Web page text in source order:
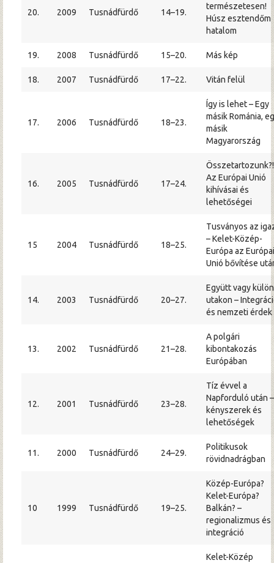
20. 2009 Tusnádfürdő 14–19.
természetesen!
Húsz esztendőm
hatalom
19. 2008 Tusnádfürdő 15–20. Más kép
18. 2007 Tusnádfürdő 17–22. Vitán felül
17. 2006 Tusnádfürdő 18–23.
Így is lehet – Egy
másik Románia,
másik
Magyarország
16. 2005 Tusnádfürdő 17–24.
Az Európai Unió
kihívásai és
lehetőségei
15 2004 Tusnádfürdő 18–25.
Tusványos az
– Kelet-Közép-
Európa az Európai
Unió bővítése
14. 2003 Tusnádfürdő 20–27.
Együtt vagy külön
utakon –
és nemzeti érdek
13. 2002 Tusnádfürdő 21–28.
A polgári
kibontakozás
Európában
12. 2001 Tusnádfürdő 23–28.
Tíz évvel a
Napforduló után –
kényszerek és
lehetőségek
11. 2000 Tusnádfürdő 24–29.
Politikusok
rövidnadrágban
10 1999 Tusnádfürdő 19–25.
Közép-Európa?
Kelet-Európa?
Balkán? –
regionalizmus és
integráció
Kelet-Közép